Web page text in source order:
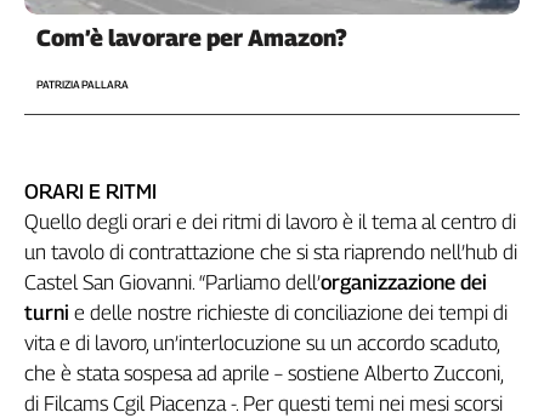
Com’è lavorare per Amazon?
PATRIZIA PALLARA
ORARI E RITMI
Quello degli orari e dei ritmi di lavoro è il tema al centro di
un tavolo di contrattazione che si sta riaprendo nell’hub di
Castel San Giovanni. “Parliamo dell’organizzazione dei
turni e delle nostre richieste di conciliazione dei tempi di
vita e di lavoro, un’interlocuzione su un accordo scaduto,
che è stata sospesa ad aprile – sostiene Alberto Zucconi,
di Filcams Cgil Piacenza -. Per questi temi nei mesi scorsi